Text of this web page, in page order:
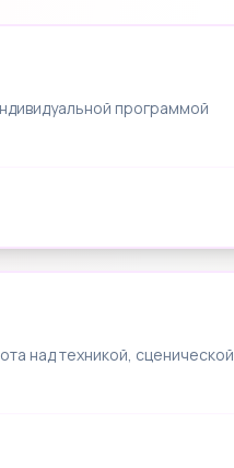
программой
над техникой, сценической